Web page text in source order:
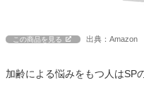
この商品を見る 出典：Amazon
加齢による悩みをもつ人はSP